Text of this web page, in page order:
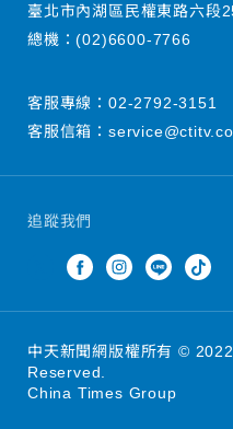
追蹤我們
臺北市內湖區民權東路六段
總機：(02)6600-7766
客服專線： 02-2792-3151
客服信箱：
中天新聞網版權所有 ©
Reserved.
China Times Group